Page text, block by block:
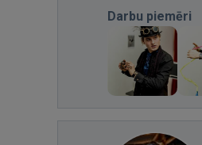
Darbu piemēri